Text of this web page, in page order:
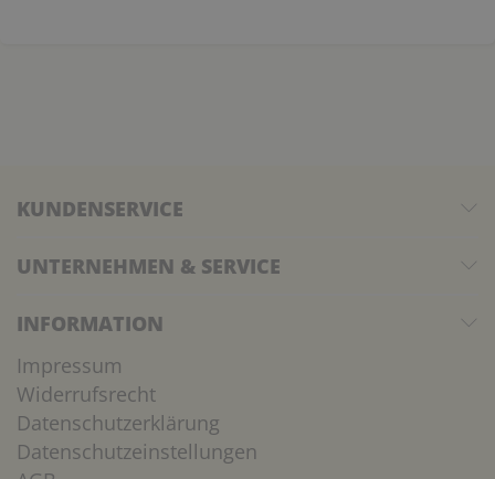
KUNDENSERVICE
UNTERNEHMEN & SERVICE
INFORMATION
Impressum
Widerrufsrecht
Datenschutzerklärung
Datenschutzeinstellungen